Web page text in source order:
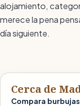
alojamiento,
merece la pena
día siguiente.
Cerca de
Compara